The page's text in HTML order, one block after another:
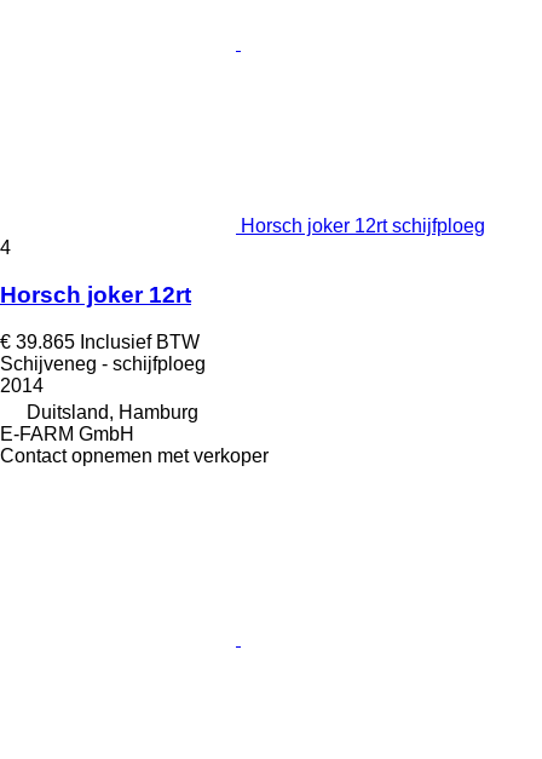
Horsch joker 12rt schijfploeg
4
Horsch joker 12rt
€ 39.865 Inclusief BTW
Schijveneg - schijfploeg
2014
Duitsland, Hamburg
E-FARM GmbH
Contact opnemen met verkoper